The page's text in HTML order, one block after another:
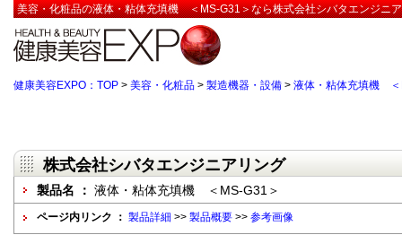
美容・化粧品の液体・粘体充填機 ＜MS-G31＞なら株式会社シバタエンジニ
健康美容EXPO：TOP > 美容・化粧品 > 製造機器・設備 > 液体・粘体充填機 ＜
株式会社シバタエンジニアリング
製品名 ： 液体・粘体充填機 ＜MS-G31＞
ページ内リンク ： 製品詳細 >> 製品概要 >> 参考画像